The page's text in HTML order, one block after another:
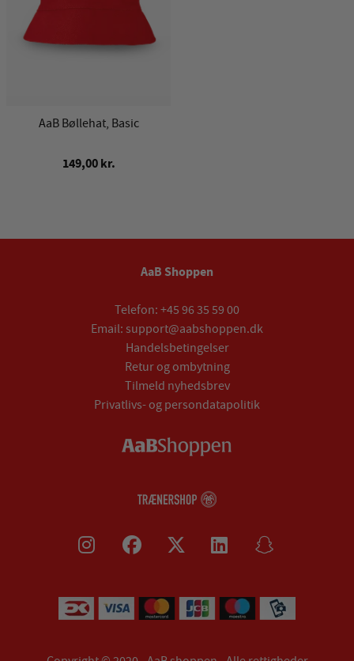
AaB Bøllehat, Basic
149,00 kr.
AaB Shoppen
Telefon: +45 96 35 59 00
Email: support@aabshoppen.dk
Handelsbetingelser
Retur og ombytning
Tilmeld nyhedsbrev
Privatlivs- og persondatapolitik